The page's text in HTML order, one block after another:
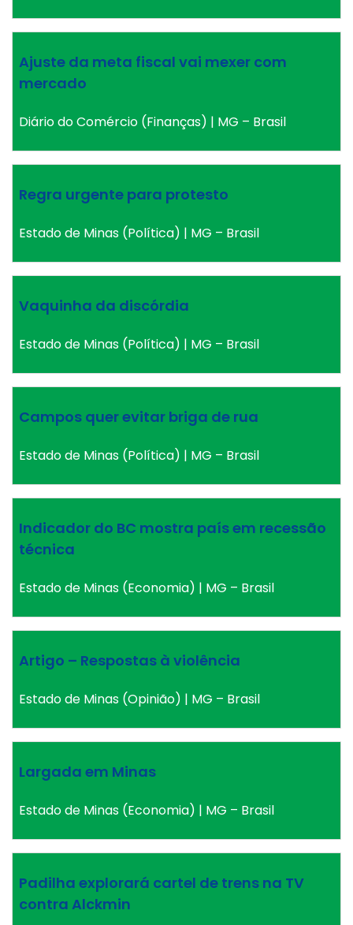
Ajuste da meta fiscal vai mexer com
mercado
Diário do Comércio (Finanças) | MG – Brasil
Regra urgente para protesto
Estado de Minas (Política) | MG – Brasil
Vaquinha da discórdia
Estado de Minas (Política) | MG – Brasil
Campos quer evitar briga de rua
Estado de Minas (Política) | MG – Brasil
Indicador do BC mostra país em recessão
técnica
Estado de Minas (Economia) | MG – Brasil
Artigo – Respostas à violência
Estado de Minas (Opinião) | MG – Brasil
Largada em Minas
Estado de Minas (Economia) | MG – Brasil
Padilha explorará cartel de trens na TV
contra Alckmin